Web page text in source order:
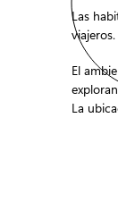
Las
El
La